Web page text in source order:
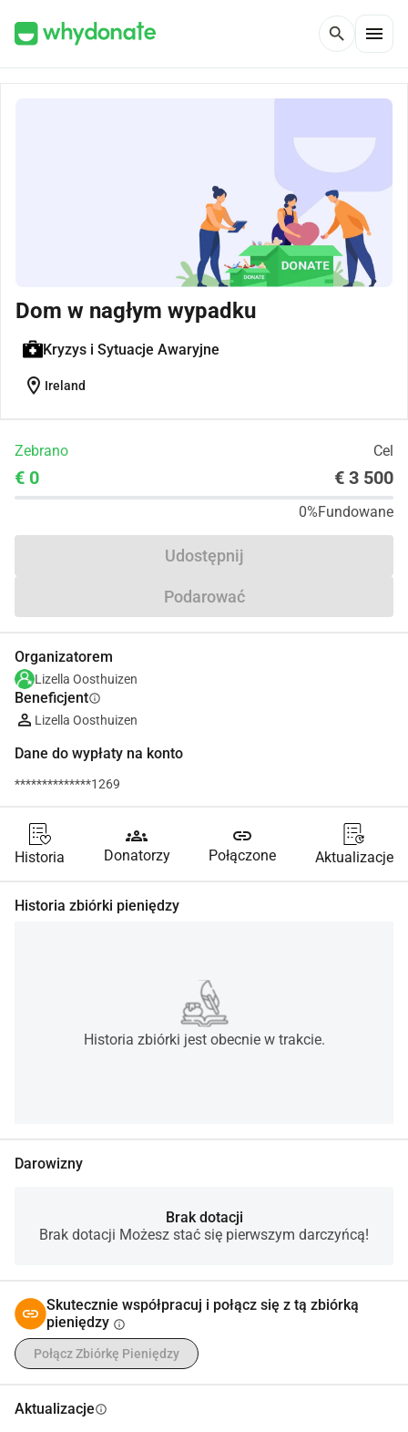
search menu
Dom w nagłym wypadku
Kryzys i Sytuacje Awaryjne
location_on Ireland
Zebrano Cel
€ 0 € 3 500
0%Fundowane
Udostępnij
Podarować
Organizatorem
Lizella Oosthuizen
Beneficjentinfo
Lizella Oosthuizen
Dane do wypłaty na konto
**************1269
Historia
groups
Donatorzy
link
Połączone Aktualizacje
Historia zbiórki pieniędzy
Historia zbiórki jest obecnie w trakcie.
Darowizny
Brak dotacji
Brak dotacji Możesz stać się pierwszym darczyńcą!
Skutecznie współpracuj i połącz się z tą zbiórką
pieniędzy info
Połącz Zbiórkę Pieniędzy
Aktualizacjeinfo